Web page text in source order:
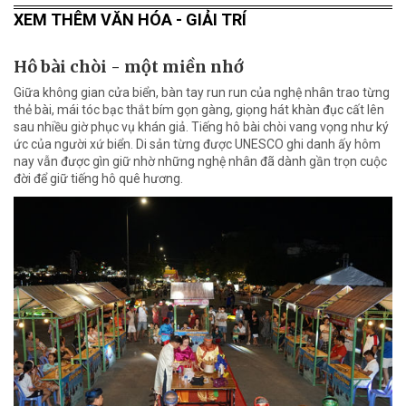
XEM THÊM VĂN HÓA - GIẢI TRÍ
Hô bài chòi - một miền nhớ
Giữa không gian cửa biển, bàn tay run run của nghệ nhân trao từng
thẻ bài, mái tóc bạc thắt bím gọn gàng, giọng hát khàn đục cất lên
sau nhiều giờ phục vụ khán giả. Tiếng hô bài chòi vang vọng như ký
ức của người xứ biển. Di sản từng được UNESCO ghi danh ấy hôm
nay vẫn được gìn giữ nhờ những nghệ nhân đã dành gần trọn cuộc
đời để giữ tiếng hô quê hương.